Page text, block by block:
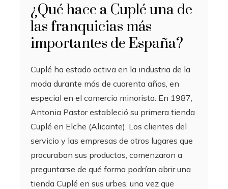
¿Qué hace a Cuplé una de
las franquicias más
importantes de España?
Cuplé ha estado activa en la industria de la
moda durante más de cuarenta años, en
especial en el comercio minorista. En 1987,
Antonia Pastor estableció su primera tienda
Cuplé en Elche (Alicante). Los clientes del
servicio y las empresas de otros lugares que
procuraban sus productos, comenzaron a
preguntarse de qué forma podrían abrir una
tienda Cuplé en sus urbes, una vez que